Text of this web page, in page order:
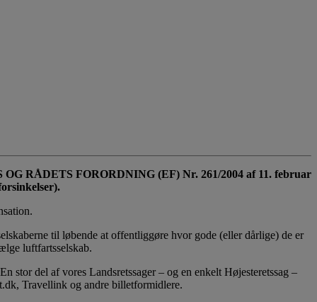
RÅDETS FORORDNING (EF) Nr. 261/2004 af 11. februar
til løbende at offentliggøre hvor gode (eller dårlige) de er
luftfartsselskab.
stor del af vores Landsretssager – og en enkelt Højesteretssag –
Travellink og andre billetformidlere.